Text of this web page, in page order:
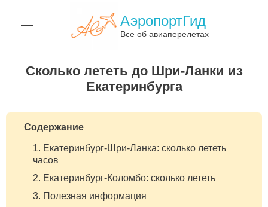
АэропортГид
Все об авиаперелетах
АЭРОПОРТЫ
АВИАКОМПАНИИ
АВИАЦИЯ
ТЕРМИНЫ
О САЙТЕ
Сколько лететь до Шри-Ланки из
Екатеринбурга
Содержание
Екатеринбург-Шри-Ланка: сколько лететь
часов
Екатеринбург-Коломбо: сколько лететь
Полезная информация